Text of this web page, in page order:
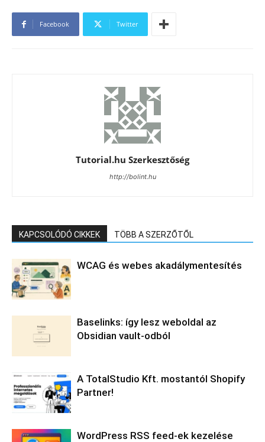
Facebook Twitter
Tutorial.hu Szerkesztőség
http://bolint.hu
KAPCSOLÓDÓ CIKKEK TÖBB A SZERZŐTŐL
WCAG és webes akadálymentesítés
Baselinks: így lesz weboldal az
Obsidian vault-odból
A TotalStudio Kft. mostantól Shopify
Partner!
WordPress RSS feed-ek kezelése